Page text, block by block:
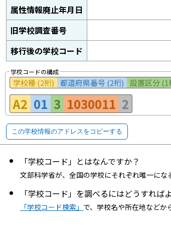
属性情報廃止年月日
旧学校調査番号
移行後の学校コード
学校コードの構成
学校種 (2桁) 都道府県番号 (2桁) 設置区分 (1
A2 01 3 1030011 2
この学校情報のアドレスをコピーする
「学校コード」とはなんですか？
文部科学省が、全国の学校にそれぞれ唯一にな
「学校コード」を調べるにはどうすれば
「学校コード検索」 で、学校名や所在地などか